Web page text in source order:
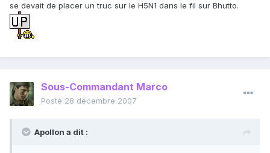
se devait de placer un truc sur le H5N1 dans le fil sur Bhutto.
Sous-Commandant Marco
Posté 28 décembre 2007
Apollon a dit :